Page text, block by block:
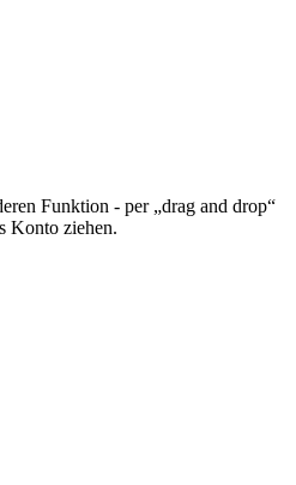
Funktion - per „drag and drop“
Konto ziehen.